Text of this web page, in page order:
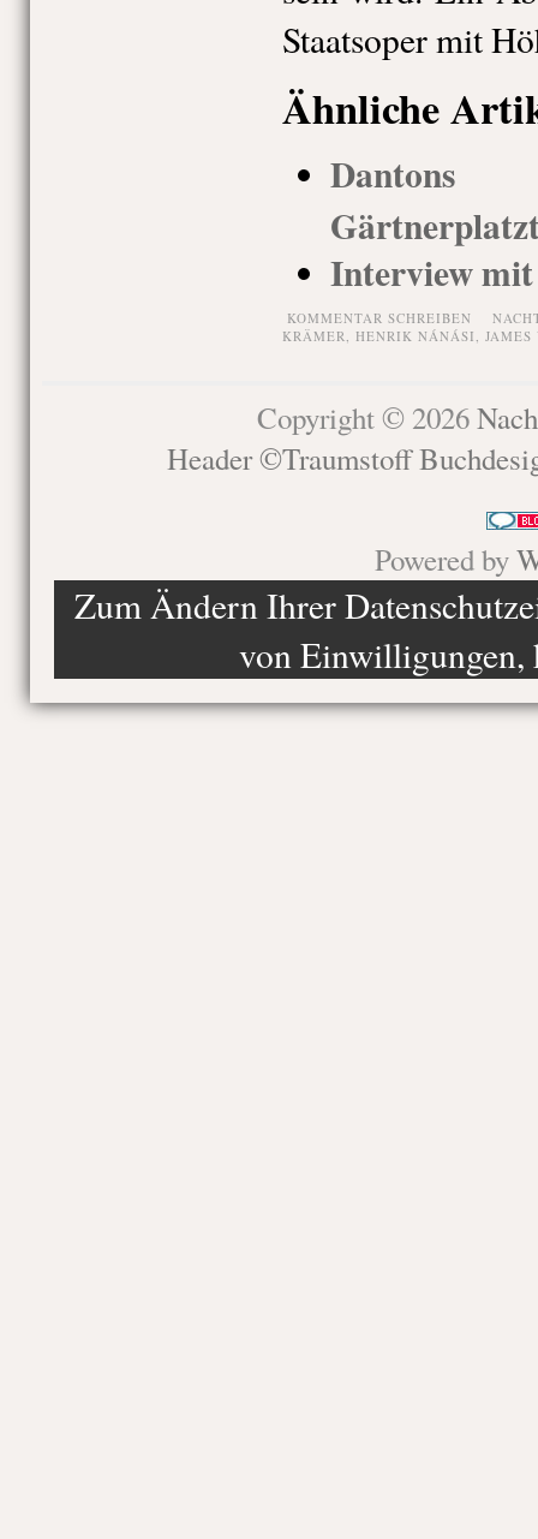
Staatsoper mit
Ähnliche
Dantons
Interview
KOMMENTAR SCHREIBEN
KRÄMER, HENRIK NÁNÁSI,
Copyright © 2026
Header ©Traumstoff
Powered by
Zum Ändern Ihrer
von